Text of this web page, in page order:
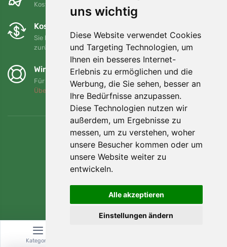
uns wichtig
Diese Website verwendet Cookies
und Targeting Technologien, um
Ihnen ein besseres Internet-
Erlebnis zu ermöglichen und die
Werbung, die Sie sehen, besser an
Ihre Bedürfnisse anzupassen.
Diese Technologien nutzen wir
außerdem, um Ergebnisse zu
messen, um zu verstehen, woher
unsere Besucher kommen oder um
unsere Website weiter zu
entwickeln.
Alle akzeptieren
Einstellungen ändern
Kostenloser Versand für Bestellungen über 80 EUR
Kostenloser Umtausch und Rückgabe
Sie können Ihre Bestellung jederzeit innerhalb von 90 Tagen
zurückgeben oder umtauschen.
Wir unterstützen Trees.org
Für jede Bestellung pflanzen wir einen Baum! Mehr lesen
Über uns
Kategorie